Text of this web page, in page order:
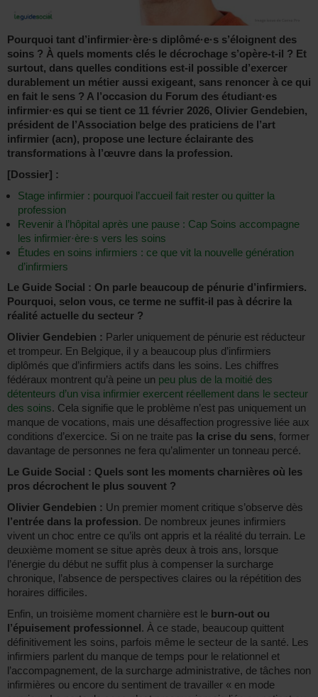
Pourquoi tant d’infirmier·ère·s diplômé·e·s s’éloignent des
soins ? À quels moments clés le décrochage s’opère-t-il ? Et
surtout, dans quelles conditions est-il possible d’exercer
durablement un métier aussi exigeant, sans renoncer à ce qui
en fait le sens ? A l’occasion du Forum des étudiant·es
infirmier·es qui se tient ce 11 février 2026, Olivier Gendebien,
président de l’Association belge des praticiens de l’art
infirmier (acn), propose une lecture éclairante des
transformations à l’œuvre dans la profession.
[Dossier] :
Stage infirmier : pourquoi l’accueil fait rester ou quitter la
profession
Revenir à l’hôpital après une pause : Cap Soins accompagne
les infirmier·ère·s vers les soins
Études en soins infirmiers : ce que vit la nouvelle génération
d’infirmiers
Le Guide Social : On parle beaucoup de pénurie d’infirmiers.
Pourquoi, selon vous, ce terme ne suffit-il pas à décrire la
réalité actuelle du secteur ?
Olivier Gendebien : Parler uniquement de pénurie est réducteur
et trompeur. En Belgique, il y a beaucoup plus d’infirmiers
diplômés que d’infirmiers actifs dans les soins. Les chiffres
fédéraux montrent qu’à peine un peu plus de la moitié des
détenteurs d’un visa infirmier exercent réellement dans le secteur
des soins. Cela signifie que le problème n’est pas uniquement un
manque de vocations, mais une désaffection progressive liée aux
conditions d’exercice. Si on ne traite pas la crise du sens, former
davantage de personnes ne fera qu’alimenter un tonneau percé.
Le Guide Social : Quels sont les moments charnières où les
pros décrochent le plus souvent ?
Olivier Gendebien : Un premier moment critique s’observe dès
l’entrée dans la profession. De nombreux jeunes infirmiers
vivent un choc entre ce qu’ils ont appris et la réalité du terrain. Le
deuxième moment se situe après deux à trois ans, lorsque
l’énergie du début ne suffit plus à compenser la surcharge
chronique, l’absence de perspectives claires ou la répétition des
horaires difficiles.
Enfin, un troisième moment charnière est le burn-out ou
l’épuisement professionnel . À ce stade, beaucoup quittent
définitivement les soins, parfois même le secteur de la santé. Les
infirmiers parlent du manque de temps pour le relationnel et
l’accompagnement, de la surcharge administrative, de tâches non
infirmières ou encore du sentiment de travailler « en mode